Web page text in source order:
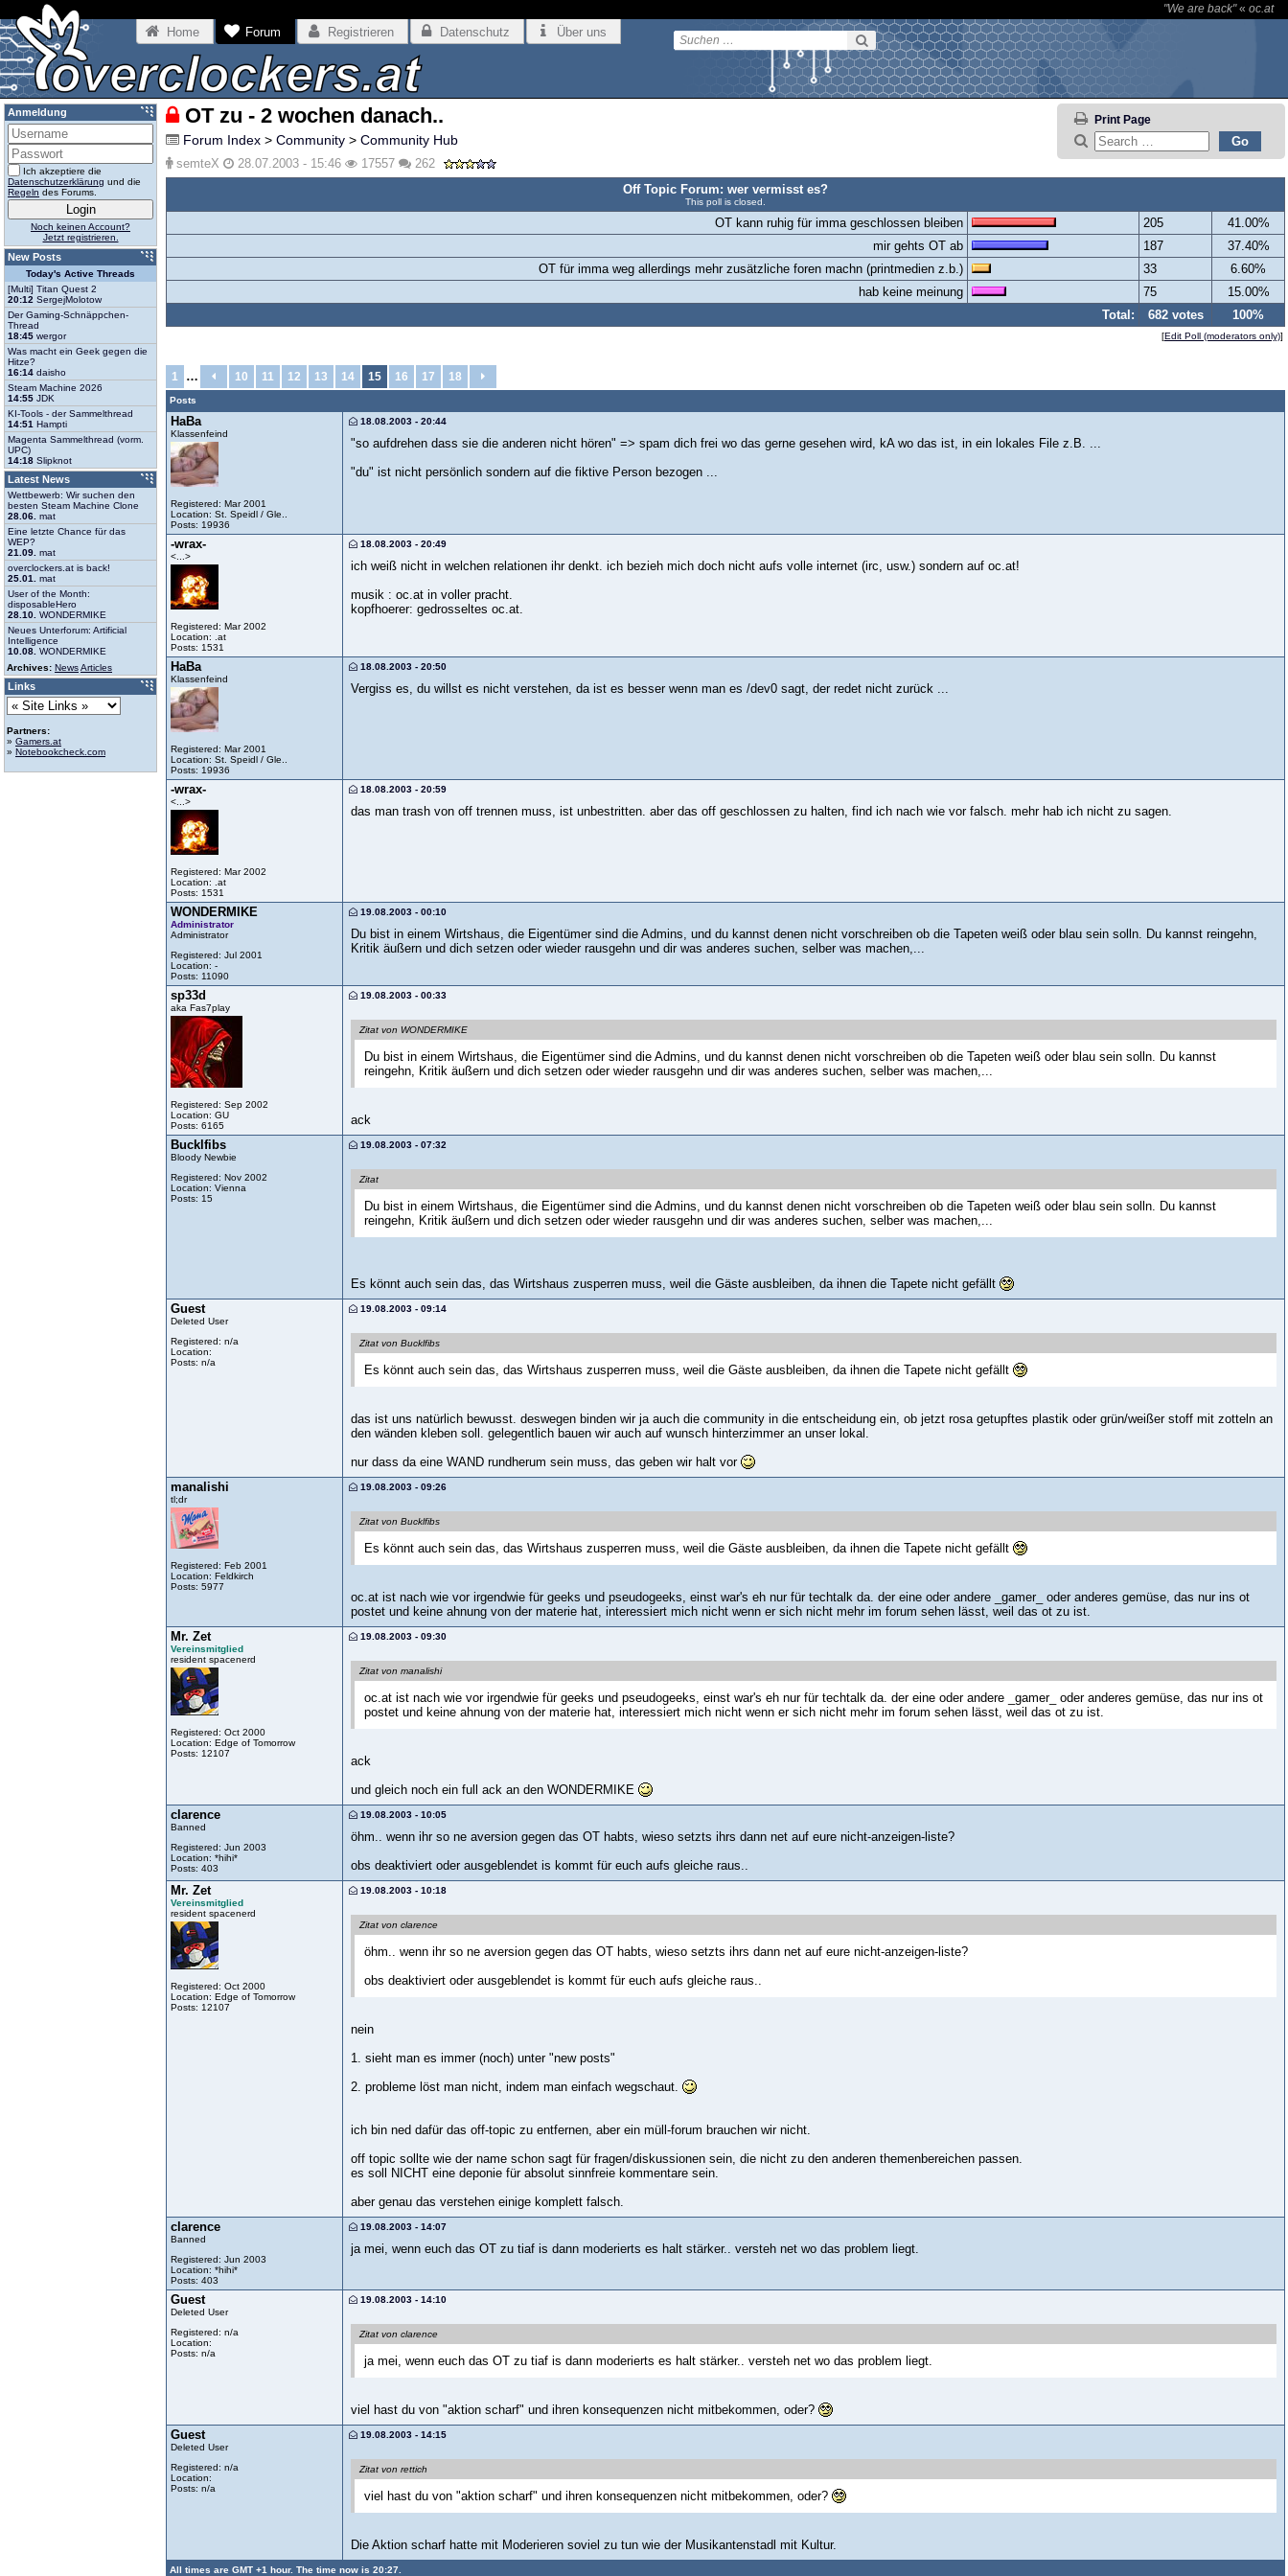
"We are back"« oc.at
Home Forum Registrieren Datenschutz Über uns
OT zu - 2 wochen danach.. Print Page
Forum Index > Community > Community Hub
semteX 28.07.2003 - 15:46 17557
262
Off Topic Forum: wer vermisst es?
This poll is closed.
OT kann ruhig für imma geschlossen bleiben 205
41.00%
mir gehts OT ab
187
37.40%
OT für imma weg allerdings mehr zusätzliche foren machn (printmedien z.b.)
33
6.60%
hab keine meinung
75
15.00%
Total:
682 votes 100%
[Edit Poll (moderators only)]
1 … 10 11 12 13 14 15 16 17 18
Posts
HaBa
Klassenfeind
Registered: Mar 2001
Location: St. Speidl / Gle..
Posts: 19936
18.08.2003 - 20:44
"so aufdrehen dass sie die anderen nicht hören" => spam dich frei wo das gerne gesehen wird, kA wo das ist, in ein lokales File z.B. ...
"du" ist nicht persönlich sondern auf die fiktive Person bezogen ...
-wrax-
<...>
Registered: Mar 2002
Location: .at
Posts: 1531
18.08.2003 - 20:49
ich weiß nicht in welchen relationen ihr denkt. ich bezieh mich doch nicht aufs volle internet (irc, usw.) sondern auf oc.at!
musik : oc.at in voller pracht.
kopfhoerer: gedrosseltes oc.at.
HaBa
Klassenfeind
Registered: Mar 2001
Location: St. Speidl / Gle..
Posts: 19936
18.08.2003 - 20:50
Vergiss es, du willst es nicht verstehen, da ist es besser wenn man es /dev0 sagt, der redet nicht zurück ...
-wrax-
<...>
Registered: Mar 2002
Location: .at
Posts: 1531
18.08.2003 - 20:59
das man trash von off trennen muss, ist unbestritten. aber das off geschlossen zu halten, find ich nach wie vor falsch. mehr hab ich nicht zu sagen.
WONDERMIKE
Administrator
Administrator
Registered: Jul 2001
Location: -
Posts: 11090
19.08.2003 - 00:10
Du bist in einem Wirtshaus, die Eigentümer sind die Admins, und du kannst denen nicht vorschreiben ob die Tapeten weiß oder blau sein solln. Du kannst reingehn,
Kritik äußern und dich setzen oder wieder rausgehn und dir was anderes suchen, selber was machen,...
sp33d
aka Fas7play
Registered: Sep 2002
Location: GU
Posts: 6165
19.08.2003 - 00:33
Zitat von WONDERMIKE
Du bist in einem Wirtshaus, die Eigentümer sind die Admins, und du kannst denen nicht vorschreiben ob die Tapeten weiß oder blau sein solln. Du kannst
reingehn, Kritik äußern und dich setzen oder wieder rausgehn und dir was anderes suchen, selber was machen,...
ack
Bucklfibs
Bloody Newbie
Registered: Nov 2002
Location: Vienna
Posts: 15
19.08.2003 - 07:32
Zitat
Du bist in einem Wirtshaus, die Eigentümer sind die Admins, und du kannst denen nicht vorschreiben ob die Tapeten weiß oder blau sein solln. Du kannst
reingehn, Kritik äußern und dich setzen oder wieder rausgehn und dir was anderes suchen, selber was machen,...
Es könnt auch sein das, das Wirtshaus zusperren muss, weil die Gäste ausbleiben, da ihnen die Tapete nicht gefällt
Guest
Deleted User
Registered: n/a
Location:
Posts: n/a
19.08.2003 - 09:14
Zitat von Bucklfibs
Es könnt auch sein das, das Wirtshaus zusperren muss, weil die Gäste ausbleiben, da ihnen die Tapete nicht gefällt
das ist uns natürlich bewusst. deswegen binden wir ja auch die community in die entscheidung ein, ob jetzt rosa getupftes plastik oder grün/weißer stoff mit zotteln an
den wänden kleben soll. gelegentlich bauen wir auch auf wunsch hinterzimmer an unser lokal.
nur dass da eine WAND rundherum sein muss, das geben wir halt vor
manalishi
tl;dr
Registered: Feb 2001
Location: Feldkirch
Posts: 5977
19.08.2003 - 09:26
Zitat von Bucklfibs
Es könnt auch sein das, das Wirtshaus zusperren muss, weil die Gäste ausbleiben, da ihnen die Tapete nicht gefällt
oc.at ist nach wie vor irgendwie für geeks und pseudogeeks, einst war's eh nur für techtalk da. der eine oder andere _gamer_ oder anderes gemüse, das nur ins ot
postet und keine ahnung von der materie hat, interessiert mich nicht wenn er sich nicht mehr im forum sehen lässt, weil das ot zu ist.
Mr. Zet
Vereinsmitglied
resident spacenerd
Registered: Oct 2000
Location: Edge of Tomorrow
Posts: 12107
19.08.2003 - 09:30
Zitat von manalishi
oc.at ist nach wie vor irgendwie für geeks und pseudogeeks, einst war's eh nur für techtalk da. der eine oder andere _gamer_ oder anderes gemüse, das nur ins ot
postet und keine ahnung von der materie hat, interessiert mich nicht wenn er sich nicht mehr im forum sehen lässt, weil das ot zu ist.
ack
und gleich noch ein full ack an den WONDERMIKE
clarence
Banned
Registered: Jun 2003
Location: *hihi*
Posts: 403
19.08.2003 - 10:05
öhm.. wenn ihr so ne aversion gegen das OT habts, wieso setzts ihrs dann net auf eure nicht-anzeigen-liste?
obs deaktiviert oder ausgeblendet is kommt für euch aufs gleiche raus..
Mr. Zet
Vereinsmitglied
resident spacenerd
Registered: Oct 2000
Location: Edge of Tomorrow
Posts: 12107
19.08.2003 - 10:18
Zitat von clarence
öhm.. wenn ihr so ne aversion gegen das OT habts, wieso setzts ihrs dann net auf eure nicht-anzeigen-liste?
obs deaktiviert oder ausgeblendet is kommt für euch aufs gleiche raus..
nein
1. sieht man es immer (noch) unter "new posts"
2. probleme löst man nicht, indem man einfach wegschaut.
ich bin ned dafür das off-topic zu entfernen, aber ein müll-forum brauchen wir nicht.
off topic sollte wie der name schon sagt für fragen/diskussionen sein, die nicht zu den anderen themenbereichen passen.
es soll NICHT eine deponie für absolut sinnfreie kommentare sein.
aber genau das verstehen einige komplett falsch.
clarence
Banned
Registered: Jun 2003
Location: *hihi*
Posts: 403
19.08.2003 - 14:07
ja mei, wenn euch das OT zu tiaf is dann moderierts es halt stärker.. versteh net wo das problem liegt.
Guest
Deleted User
Registered: n/a
Location:
Posts: n/a
19.08.2003 - 14:10
Zitat von clarence
ja mei, wenn euch das OT zu tiaf is dann moderierts es halt stärker.. versteh net wo das problem liegt.
viel hast du von "aktion scharf" und ihren konsequenzen nicht mitbekommen, oder?
Guest
Deleted User
Registered: n/a
Location:
Posts: n/a
19.08.2003 - 14:15
Zitat von rettich
viel hast du von "aktion scharf" und ihren konsequenzen nicht mitbekommen, oder?
Die Aktion scharf hatte mit Moderieren soviel zu tun wie der Musikantenstadl mit Kultur.
All times are GMT +1 hour. The time now is 20:27.
Anmeldung
Ich akzeptiere die
Datenschutzerklärung und die
Regeln des Forums.
Noch keinen Account?
Jetzt registrieren.
New Posts
Today's Active Threads
[Multi] Titan Quest 2
20:12 SergejMolotow
Der Gaming-Schnäppchen-
Thread
18:45 wergor
Was macht ein Geek gegen die
Hitze?
16:14 daisho
Steam Machine 2026
14:55 JDK
KI-Tools - der Sammelthread
14:51 Hampti
Magenta Sammelthread (vorm.
UPC)
14:18 Slipknot
Latest News
Wettbewerb: Wir suchen den
besten Steam Machine Clone
28.06. mat
Eine letzte Chance für das
WEP?
21.09. mat
overclockers.at is back!
25.01.
mat
User of the Month:
disposableHero
28.10. WONDERMIKE
Neues Unterforum: Artificial
Intelligence
10.08. WONDERMIKE
Archives: NewsArticles
Links
Partners:
» Gamers.at
» Notebookcheck.com